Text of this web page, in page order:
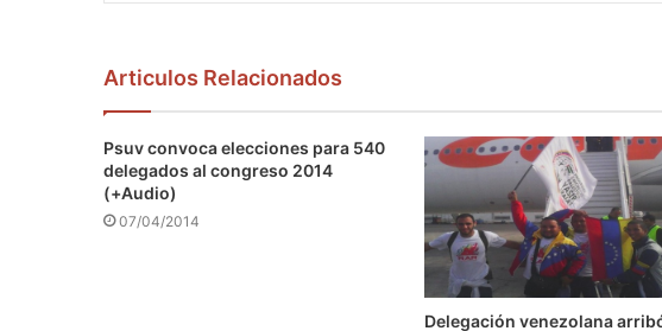
Articulos Relacionados
Psuv convoca elecciones para 540
delegados al congreso 2014
(+Audio)
07/04/2014
Delegación venezolana